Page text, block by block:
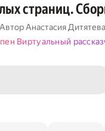
страниц.
АвторАнастасия Дитятева
Виртуальный